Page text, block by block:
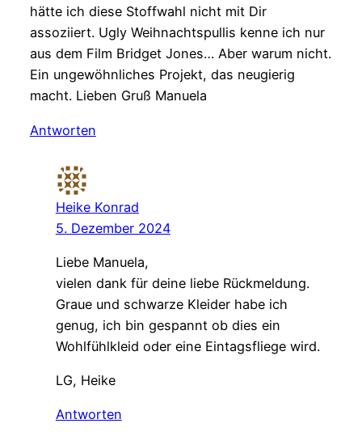
hätte ich diese Stoffwahl nicht mit Dir
assoziiert. Ugly Weihnachtspullis kenne ich nur
aus dem Film Bridget Jones… Aber warum nicht.
Ein ungewöhnliches Projekt, das neugierig
macht. Lieben Gruß Manuela
Antworten
Heike Konrad
5. Dezember 2024
Liebe Manuela,
vielen dank für deine liebe Rückmeldung.
Graue und schwarze Kleider habe ich
genug, ich bin gespannt ob dies ein
Wohlfühlkleid oder eine Eintagsfliege wird.
LG, Heike
Antworten